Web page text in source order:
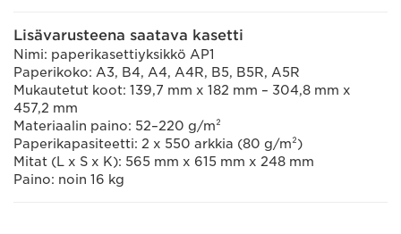
Lisävarusteena saatava kasetti
Nimi: paperikasettiyksikkö AP1
Paperikoko: A3, B4, A4, A4R, B5, B5R, A5R
Mukautetut koot: 139,7 mm x 182 mm – 304,8 mm x
457,2 mm
Materiaalin paino: 52–220 g/m²
Paperikapasiteetti: 2 x 550 arkkia (80 g/m²)
Mitat (L x S x K): 565 mm x 615 mm x 248 mm
Paino: noin 16 kg